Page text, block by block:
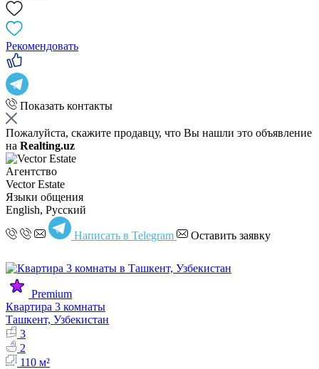
Рекомендовать
Показать контакты
Пожалуйста, скажите продавцу, что Вы нашли это объявление
на Realting.uz
Агентство
Vector Estate
Языки общения
English, Русский
Написать в Telegram Оставить заявку
Premium
Квартира 3 комнаты
Ташкент, Узбекистан
3
2
110 м²